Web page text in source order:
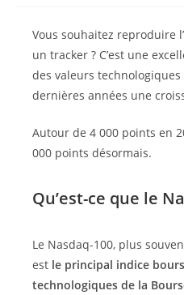
Vous souhaitez reproduire
un tracker ? C’est une
des valeurs
dernières années une
Autour de 4 000 points en
000 points désormais.
Qu’est-ce que le
Le Nasdaq-100, plus
est le principal indice
technologiques de la